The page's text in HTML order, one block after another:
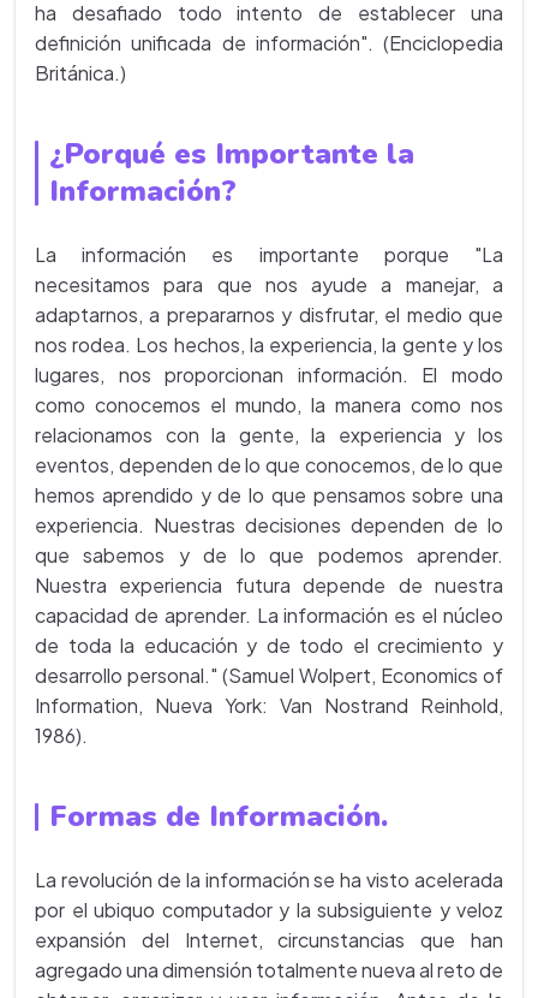
ha desafiado todo intento de establecer una
definición unificada de información". (Enciclopedia
Británica.)
¿Porqué es Importante la
Información?
La información es importante porque "La
necesitamos para que nos ayude a manejar, a
adaptarnos, a prepararnos y disfrutar, el medio que
nos rodea. Los hechos, la experiencia, la gente y los
lugares, nos proporcionan información. El modo
como conocemos el mundo, la manera como nos
relacionamos con la gente, la experiencia y los
eventos, dependen de lo que conocemos, de lo que
hemos aprendido y de lo que pensamos sobre una
experiencia. Nuestras decisiones dependen de lo
que sabemos y de lo que podemos aprender.
Nuestra experiencia futura depende de nuestra
capacidad de aprender. La información es el núcleo
de toda la educación y de todo el crecimiento y
desarrollo personal." (Samuel Wolpert, Economics of
Information, Nueva York: Van Nostrand Reinhold,
1986).
Formas de Información.
La revolución de la información se ha visto acelerada
por el ubiquo computador y la subsiguiente y veloz
expansión del Internet, circunstancias que han
agregado una dimensión totalmente nueva al reto de